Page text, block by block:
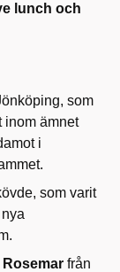
lunch och
som
inom ämnet
i
som varit
från